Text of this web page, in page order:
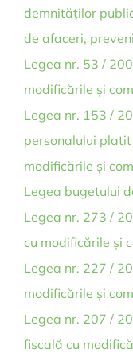
demnităților
de afaceri,
Legea nr. 53 /
modificările și
Legea nr. 153 /
personalului
modificările și
Legea bugetului
Legea nr. 273 /
cu modificările și
Legea nr. 227 /
modificările și
Legea nr. 207 /
fiscală cu